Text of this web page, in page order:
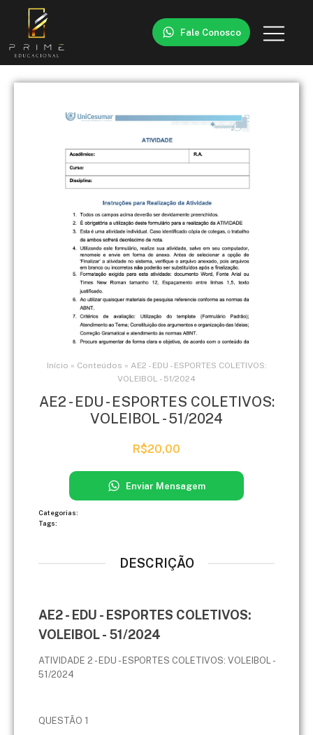
Fale Conosco
Início » Conteúdos » AE2 - EDU - ESPORTES COLETIVOS:
VOLEIBOL - 51/2024
AE2 - EDU - ESPORTES COLETIVOS:
VOLEIBOL - 51/2024
R$20,00
Enviar Mensagem
Categorias:
Tags:
DESCRIÇÃO
AE2 - EDU - ESPORTES COLETIVOS:
VOLEIBOL - 51/2024
ATIVIDADE 2 - EDU - ESPORTES COLETIVOS: VOLEIBOL -
51/2024
QUESTÃO 1